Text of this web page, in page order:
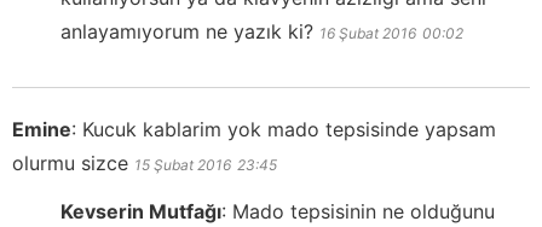
anlayamıyorum ne yazık ki? 16 Şubat 2016 00:02
Emine: Kucuk kablarim yok mado tepsisinde yapsam
olurmu sizce 15 Şubat 2016 23:45
Kevserin Mutfağı: Mado tepsisinin ne olduğunu